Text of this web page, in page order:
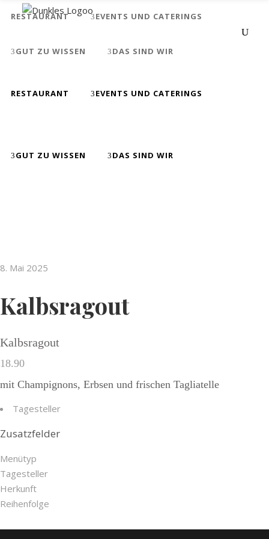
RESTAURANT EVENTS UND CATERINGS
GUT ZU WISSEN DAS SIND WIR
RESTAURANT EVENTS UND CATERINGS
GUT ZU WISSEN DAS SIND WIR
Kalbsragout
8. Mai 2025
Kalbsragout
Kalbsragout
18.90
mit Champignons, Erbsen und frischen Tagliatelle
Tagesteller
Zusatzfelder
Menütyp
Tagesteller
Herkunft
Reihenfolge